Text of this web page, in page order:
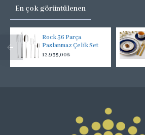
En çok görüntülenen
Rock 36 Parça
Paslanmaz Çelik Set
12.935,00₺